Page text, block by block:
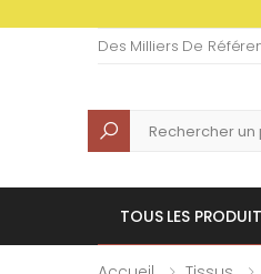
Des Milliers De
Recherche
TOUS LES